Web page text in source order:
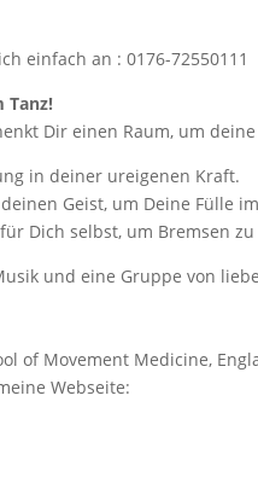
einfach an : 0176-72550111
Tanz!
Dir einen Raum, um
in deiner ureigenen Kraft.
Geist, um Deine Fülle
Dich selbst, um Bremsen
und eine Gruppe von
of Movement Medicine,
Webseite: